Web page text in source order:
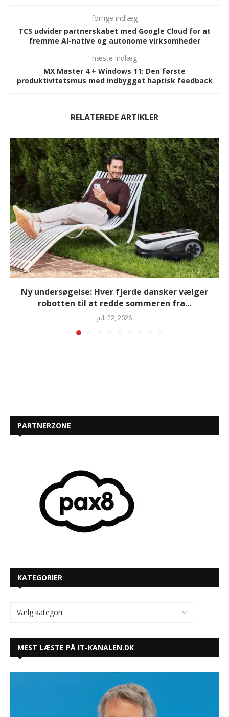
forrige indlæg
TCS udvider partnerskabet med Google Cloud for at
fremme AI-native og autonome virksomheder
næste indlæg
MX Master 4 + Windows 11: Den første
produktivitetsmus med indbygget haptisk feedback
RELATEREDE ARTIKLER
Ny undersøgelse: Hver fjerde dansker vælger
robotten til at redde sommeren fra...
juli 22, 2026
PARTNERZONE
KATEGORIER
MEST LÆSTE PÅ IT-KANALEN.DK